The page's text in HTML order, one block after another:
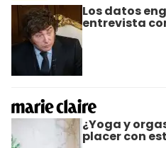
Los datos
entrevista
¿Yoga y
placer con